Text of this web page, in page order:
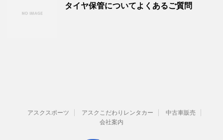
タイヤ保管についてよくあるご質問
アスクスポーツ アスクこだわりレンタカー
中古車販売
会社案内